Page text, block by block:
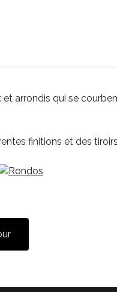
arrondis qui se
finitions et des